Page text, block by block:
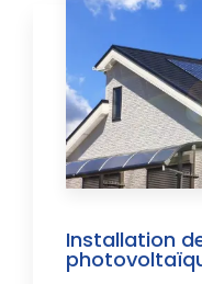
Installation